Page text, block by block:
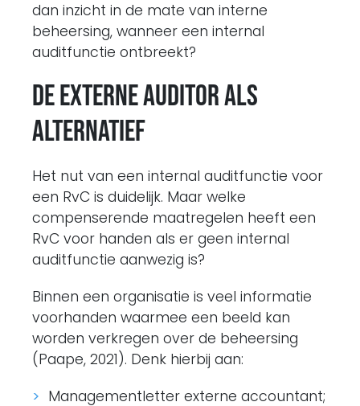
dan inzicht in de mate van interne
beheersing, wanneer een internal
auditfunctie ontbreekt?
De externe auditor als
alternatief
Het nut van een internal auditfunctie voor
een RvC is duidelijk. Maar welke
compenserende maatregelen heeft een
RvC voor handen als er geen internal
auditfunctie aanwezig is?
Binnen een organisatie is veel informatie
voorhanden waarmee een beeld kan
worden verkregen over de beheersing
(Paape, 2021). Denk hierbij aan:
Managementletter externe accountant;